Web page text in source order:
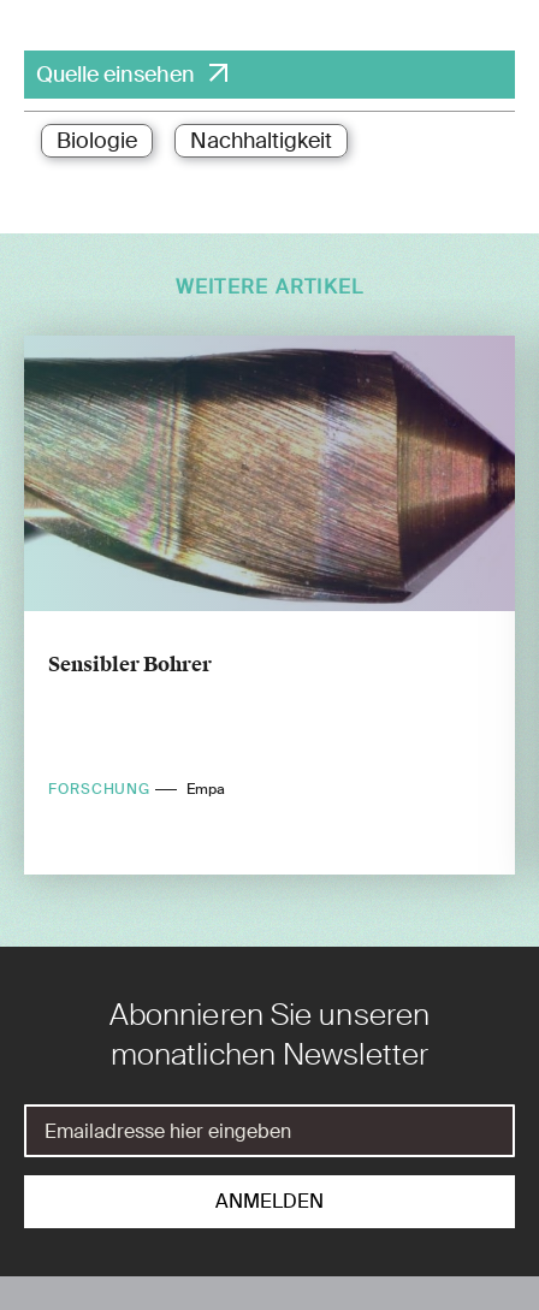
Quelle einsehen
Biologie Nachhaltigkeit
WEITERE ARTIKEL
Sensibler Bohrer
FORSCHUNG Empa
Abonnieren Sie unseren
monatlichen Newsletter